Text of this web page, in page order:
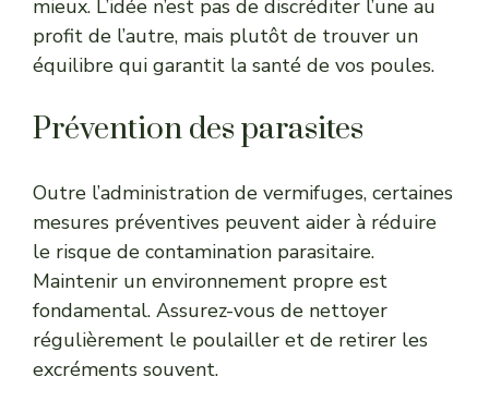
mieux. L’idée n’est pas de discréditer l’une au
profit de l’autre, mais plutôt de trouver un
équilibre qui garantit la santé de vos poules.
Prévention des parasites
Outre l’administration de vermifuges, certaines
mesures préventives peuvent aider à réduire
le risque de contamination parasitaire.
Maintenir un environnement propre est
fondamental. Assurez-vous de nettoyer
régulièrement le poulailler et de retirer les
excréments souvent.